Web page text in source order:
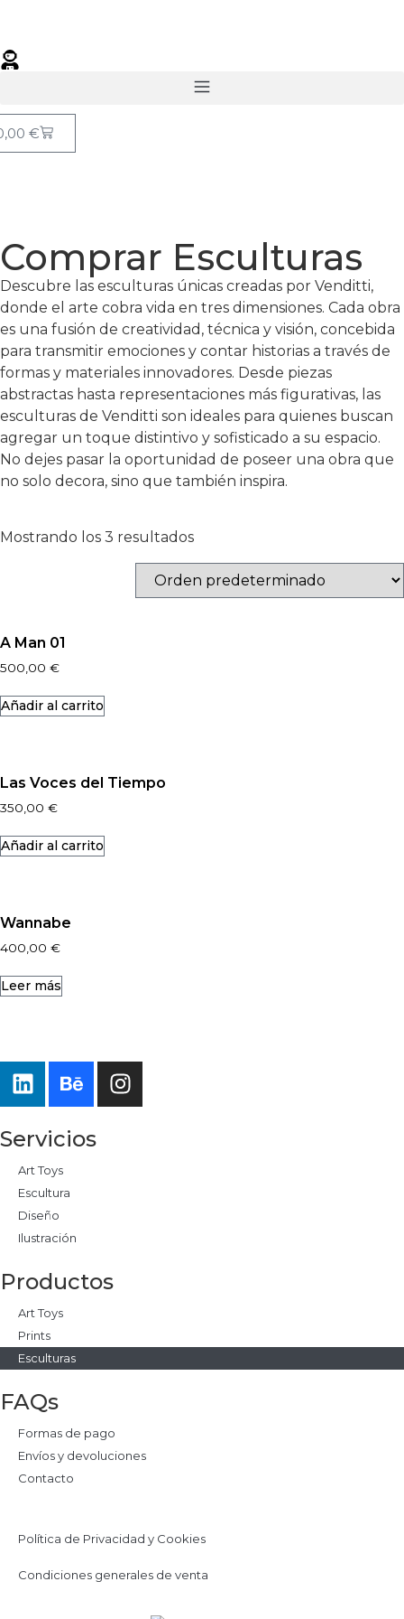
€
Comprar Esculturas
Descubre las esculturas únicas creadas por Venditti,
donde el arte cobra vida en tres dimensiones. Cada obra
es una fusión de creatividad, técnica y visión, concebida
para transmitir emociones y contar historias a través de
formas y materiales innovadores. Desde piezas
abstractas hasta representaciones más figurativas, las
esculturas de Venditti son ideales para quienes buscan
agregar un toque distintivo y sofisticado a su espacio.
No dejes pasar la oportunidad de poseer una obra que
no solo decora, sino que también inspira.
Mostrando los 3 resultados
A Man 01
500,00 €
Añadir al carrito
Las Voces del Tiempo
350,00 €
Añadir al carrito
Wannabe
400,00 €
Leer más
Servicios
Art Toys
Escultura
Diseño
Ilustración
Productos
Art Toys
Prints
Esculturas
FAQs
Formas de pago
Envíos y devoluciones
Contacto
Política de Privacidad y Cookies
Condiciones generales de venta